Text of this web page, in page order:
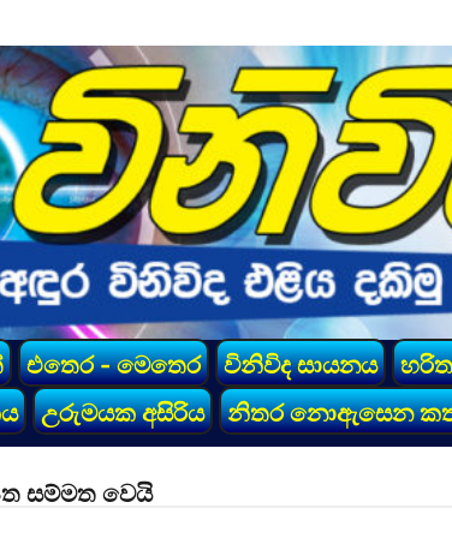
එතෙර - මෙතෙර විනිවිද සායනය
උරුමයක අසිරිය නිතර නොඇසෙන
සම්මත වෙයි